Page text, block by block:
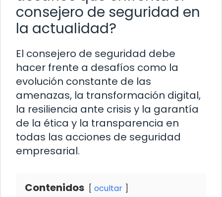
consejero de seguridad en
la actualidad?
El consejero de seguridad debe
hacer frente a desafíos como la
evolución constante de las
amenazas, la transformación digital,
la resiliencia ante crisis y la garantía
de la ética y la transparencia en
todas las acciones de seguridad
empresarial.
Contenidos ocultar